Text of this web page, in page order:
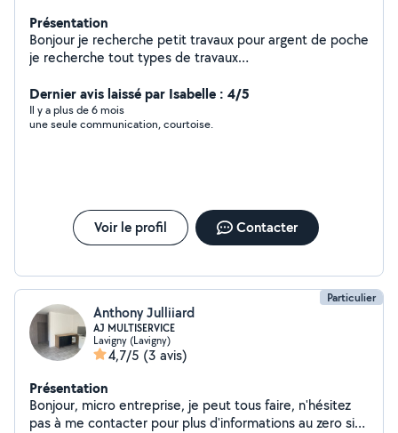
Présentation
Bonjour je recherche petit travaux pour argent de poche
je recherche tout types de travaux
ouïe à n'importe quelle demande Cordialement
Dernier avis laissé par Isabelle : 4/5
Il y a plus de 6 mois
une seule communication, courtoise.
Voir le profil Contacter
Particulier
Anthony Julliiard
AJ MULTISERVICE
Lavigny (Lavigny)
4,7/5 (3 avis)
Présentation
Bonjour, micro entreprise, je peut tous faire, n'hésitez
pas à me contacter pour plus d'informations au zero six,